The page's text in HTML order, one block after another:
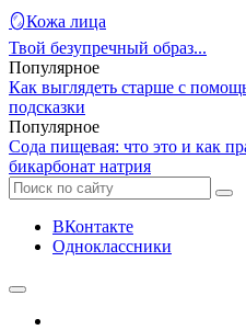
🪞Кожа лица
Твой безупречный образ...
Популярное
Как выглядеть старше с
подсказки
Популярное
Сода пищевая: что это и как
бикарбонат натрия
ВКонтакте
Одноклассники